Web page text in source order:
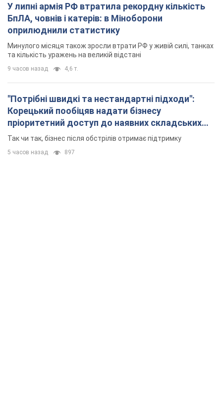
У липні армія РФ втратила рекордну кількість
БпЛА, човнів і катерів: в Міноборони
оприлюднили статистику
Минулого місяця також зросли втрати РФ у живій силі, танках
та кількість уражень на великій відстані
9 часов назад 4,6 т.
"Потрібні швидкі та нестандартні підходи":
Корецький пообіцяв надати бізнесу
пріоритетний доступ до наявних складських
приміщень
Так чи так, бізнес після обстрілів отримає підтримку
5 часов назад 897